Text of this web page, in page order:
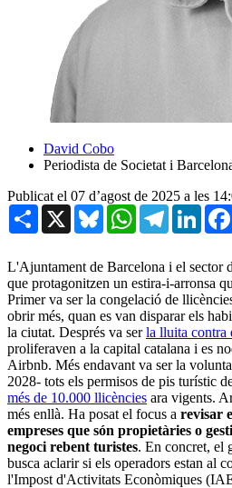
David Cobo
Periodista de Societat i
Publicat el 07 d’agost de 2025 a les
Share X BlueskyWhatsAppTelegram
L'Ajuntament de Barcelona i el sector
que protagonitzen un estira-i-arronsa
Primer va ser la congelació de
obrir més, quan es van disparar els
la ciutat. Després va serla lluita contra
proliferaven a la capital catalana i es
Airbnb. Més endavant va ser la
2028- tots els permisos de pis turístic
més de 10.000 llicències ara vigents.
més enllà. Ha posat el focus a revisar
empreses que són propietàries o
negoci rebent turistes. En concret, el
busca aclarir si els operadors estan al
l'Impost d'Activitats Econòmiques